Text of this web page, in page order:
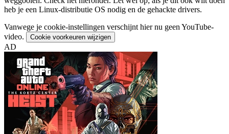
heb je een Linux-distributie OS nodig en de gehackte drivers.
Vanwege je cookie-instellingen verschijnt hier nu geen YouTube-
video.
Cookie voorkeuren wijzigen
AD